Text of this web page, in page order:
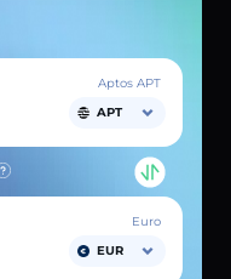
Aptos APT
APT
Euro
EUR